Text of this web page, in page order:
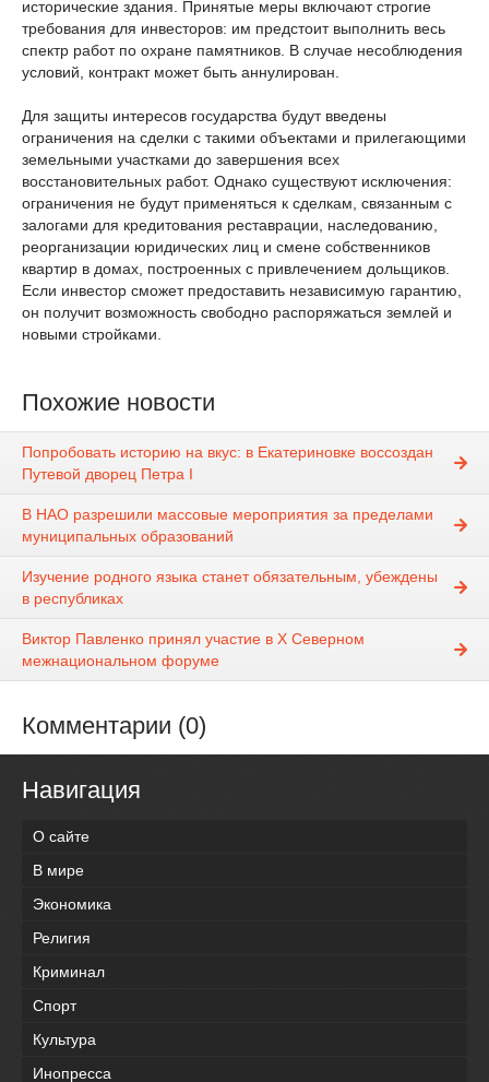
исторические здания. Принятые меры включают строгие
требования для инвесторов: им предстоит выполнить весь
спектр работ по охране памятников. В случае несоблюдения
условий, контракт может быть аннулирован.
Для защиты интересов государства будут введены
ограничения на сделки с такими объектами и прилегающими
земельными участками до завершения всех
восстановительных работ. Однако существуют исключения:
ограничения не будут применяться к сделкам, связанным с
залогами для кредитования реставрации, наследованию,
реорганизации юридических лиц и смене собственников
квартир в домах, построенных с привлечением дольщиков.
Если инвестор сможет предоставить независимую гарантию,
он получит возможность свободно распоряжаться землей и
новыми стройками.
Похожие новости
Попробовать историю на вкус: в Екатериновке воссоздан
Путевой дворец Петра I
В НАО разрешили массовые мероприятия за пределами
муниципальных образований
Изучение родного языка станет обязательным, убеждены
в республиках
Виктор Павленко принял участие в Х Северном
межнациональном форуме
Комментарии (0)
Навигация
О сайте
В мире
Экономика
Религия
Криминал
Спорт
Культура
Инопресса